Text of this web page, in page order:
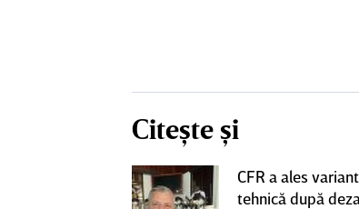
Citește și
CFR a ales
tehnică după